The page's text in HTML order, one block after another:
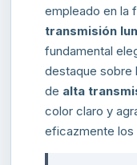
empleado en la
transmisión
fundamental
destaque sobre
de alta
color claro y
eficazmente